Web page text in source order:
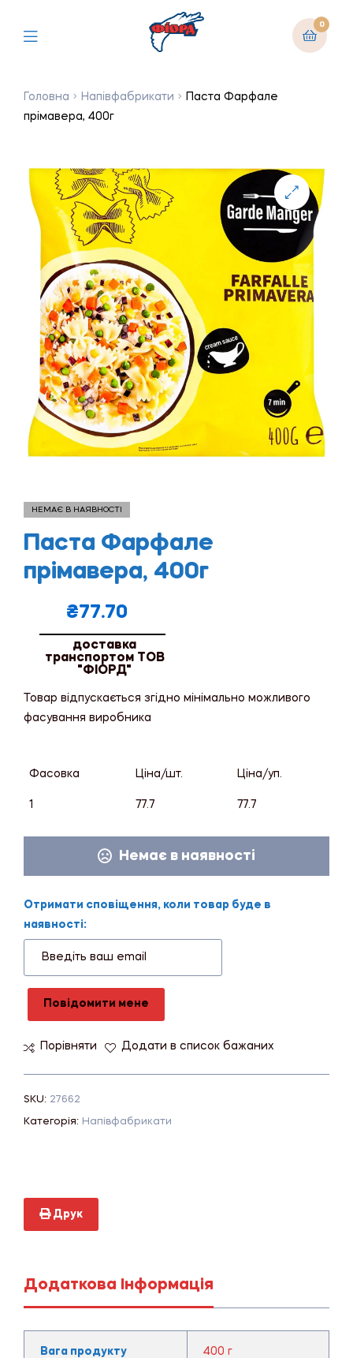
0
Головна Напівфабрикати
Паста Фарфале
прімавера, 400г
🔍
НЕМАЄ В НАЯВНОСТІ
Паста Фарфале
прімавера, 400г
₴77.70
доставка
транспортом ТОВ
"ФІОРД"
Товар відпускається згідно мінімально можливого
фасування виробника
Фасовка Ціна/шт. Ціна/уп.
1 77.7 77.7
Немає в наявності
Отримати сповіщення, коли товар буде в
наявності:
Повідомити мене
Порівняти Додати в список бажаних
SKU: 27662
Категорія: Напівфабрикати
Друк
Додаткова Інформація
Вага продукту 400 г